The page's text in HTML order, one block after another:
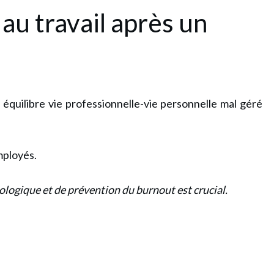
travail après un
vie professionnelle-vie personnelle mal géré
et de prévention du burnout est crucial.